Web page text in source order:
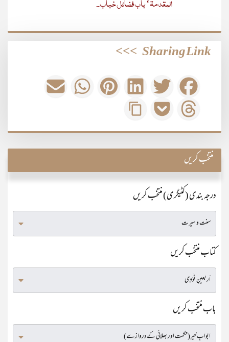
المقدمۃ‘ باب فضائل خباب۔
Sharing Link
>>>
منتخب کریں
درجہ بندی (کٹیگری) منتخب کریں
کتاب منتخب کریں
باب منتخب کریں